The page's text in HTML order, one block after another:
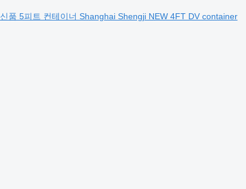
신품 5피트 컨테이너 Shanghai Shengji NEW 4FT DV container